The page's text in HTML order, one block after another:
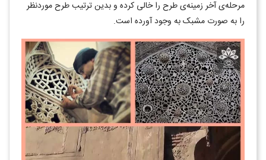
مرحله‌ی آخر زمینه‌ی طرح را خالی کرده و بدین ترتیب طرح موردنظر
را به صورت مشبک به وجود آورده است.